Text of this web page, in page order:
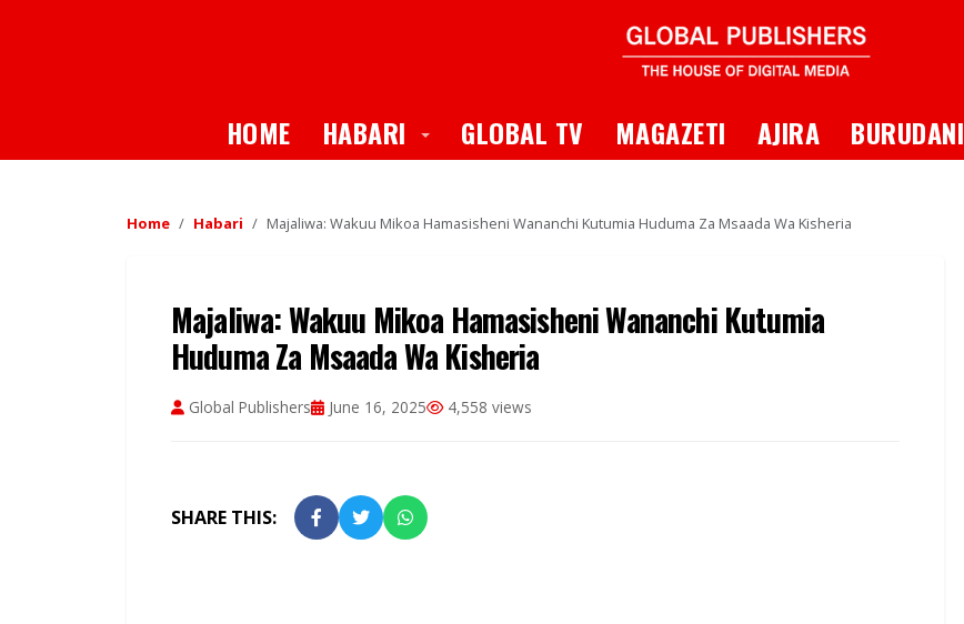
HOME HABARI Toggle Dropdown
GLOBAL TV MAGAZETI AJIRA BURUDANI
Home Habari Majaliwa: Wakuu Mikoa Hamasisheni Wananchi Kutumia Huduma Za Msaada Wa Kisheria
Majaliwa: Wakuu Mikoa Hamasisheni Wananchi Kutumia
Huduma Za Msaada Wa Kisheria
Global Publishers June 16, 2025 4,558 views
SHARE THIS: